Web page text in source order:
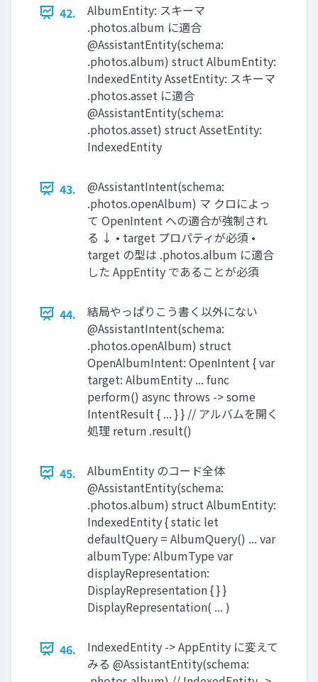
42.
AlbumEntity: スキーマ
.photos.album に適合
@AssistantEntity(schema:
.photos.album) struct AlbumEntity:
IndexedEntity AssetEntity: スキーマ
.photos.asset に適合
@AssistantEntity(schema:
.photos.asset) struct AssetEntity:
IndexedEntity
43.
@AssistantIntent(schema:
.photos.openAlbum) マ クロによっ
て OpenIntent への適合が強制され
る ↓ • target プロパティが必須 •
target の型は .photos.album に適合
した AppEntity であることが必須
44.
結局やっぱりこう書く以外にない
@AssistantIntent(schema:
.photos.openAlbum) struct
OpenAlbumIntent: OpenIntent { var
target: AlbumEntity ... func
perform() async throws -> some
IntentResult { ... } } // アルバムを開く
処理 return .result()
45.
AlbumEntity のコード全体
@AssistantEntity(schema:
.photos.album) struct AlbumEntity:
IndexedEntity { static let
defaultQuery = AlbumQuery() ... var
albumType: AlbumType var
displayRepresentation:
DisplayRepresentation { } }
DisplayRepresentation( ... )
46.
IndexedEntity -> AppEntity に変えて
みる @AssistantEntity(schema: